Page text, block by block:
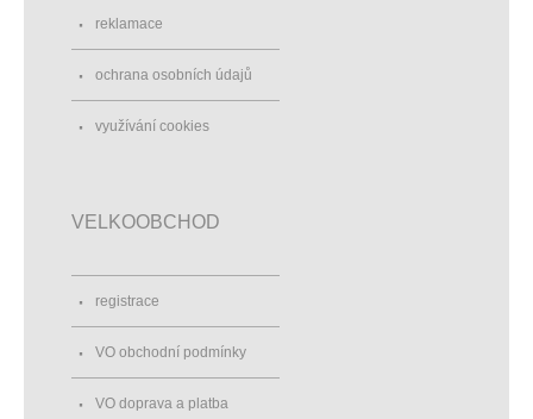
reklamace
ochrana osobních údajů
využívání cookies
VELKOOBCHOD
registrace
VO obchodní podmínky
VO doprava a platba